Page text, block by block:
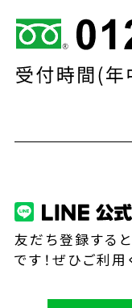
友だち登録する
です！ぜひご利用